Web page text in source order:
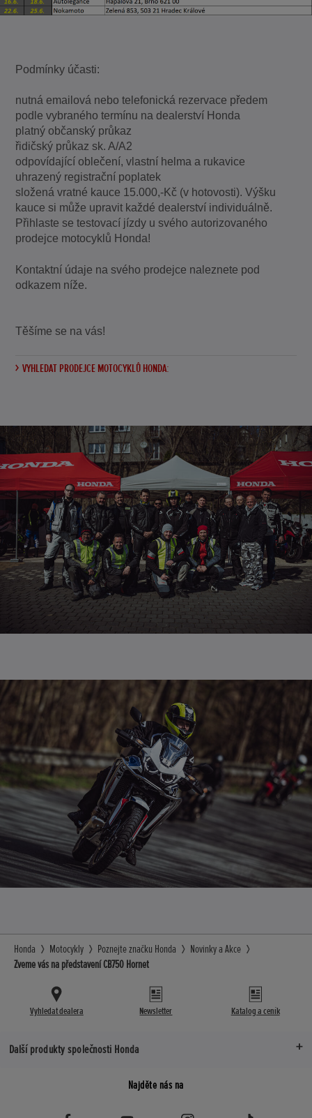
Podmínky účasti:
nutná emailová nebo telefonická rezervace předem
podle vybraného termínu na dealerství Honda
platný občanský průkaz
řidičský průkaz sk. A/A2
odpovídající oblečení, vlastní helma a rukavice
uhrazený registrační poplatek
složená vratné kauce 15.000,-Kč (v hotovosti). Výšku
kauce si může upravit každé dealerství individuálně.
Přihlaste se testovací jízdy u svého autorizovaného
prodejce motocyklů Honda!
Kontaktní údaje na svého prodejce naleznete pod
odkazem níže.
Těšíme se na vás!
VYHLEDAT PRODEJCE MOTOCYKLŮ HONDA:
Honda Motocykly Poznejte značku Honda
Novinky a Akce
Zveme vás na představení CB750 Hornet
Vyhledat dealera Newsletter Katalog a ceník
Další produkty společnosti Honda
Najděte nás na